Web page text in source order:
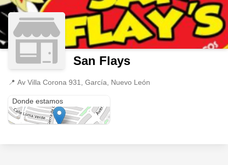
San Flays
📍 Av Villa Corona 931, García, Nuevo León
Donde estamos